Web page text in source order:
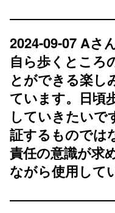
2024-09-07 Aさ
自ら歩くところ
とができる楽し
ています。日頃
していきたいで
証するものでは
責任の意識が求
ながら使用して